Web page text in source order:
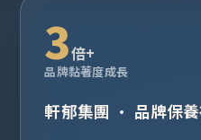
3倍+
品牌黏著度成長
軒郁集團 · 品牌保